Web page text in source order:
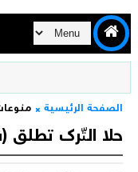
الصفحة الرئيسية
حلا التّرك